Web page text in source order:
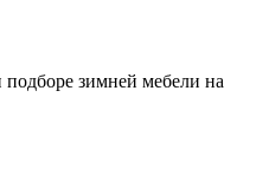
зимней мебели на